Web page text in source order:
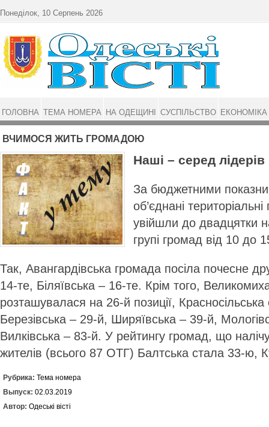
ВЧИМОСЯ ЖИТЬ ГРОМАДОЮ
Наші – серед лідерів
За бюджетними
об’єднані
увійшли до двадцятки
групі громад від 10 до
Так, Авангардівська громада посіла почесне
14-те, Біляївська – 16-те. Крім того,
розташувалася на 26-й позиції,
Березівська – 29-й, Ширяївська – 39-й,
Вилківська – 83-й. У рейтингу громад, що
жителів (всього 87 ОТГ) Балтська стала 33-ю,
Рубрика: Тема номера
Выпуск: 02.03.2019
Автор: Одеські вісті
Понеділок, 10 Серпень 2026
ГОЛОВНА ТЕМА НОМЕРА НА ОДЕЩИНІ СУСПІЛЬСТВО ЕКОНОМІКА